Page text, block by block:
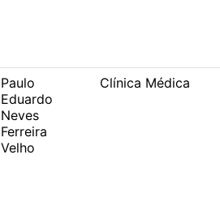
Paulo
Eduardo
Neves
Ferreira
Velho
Clínica Médica